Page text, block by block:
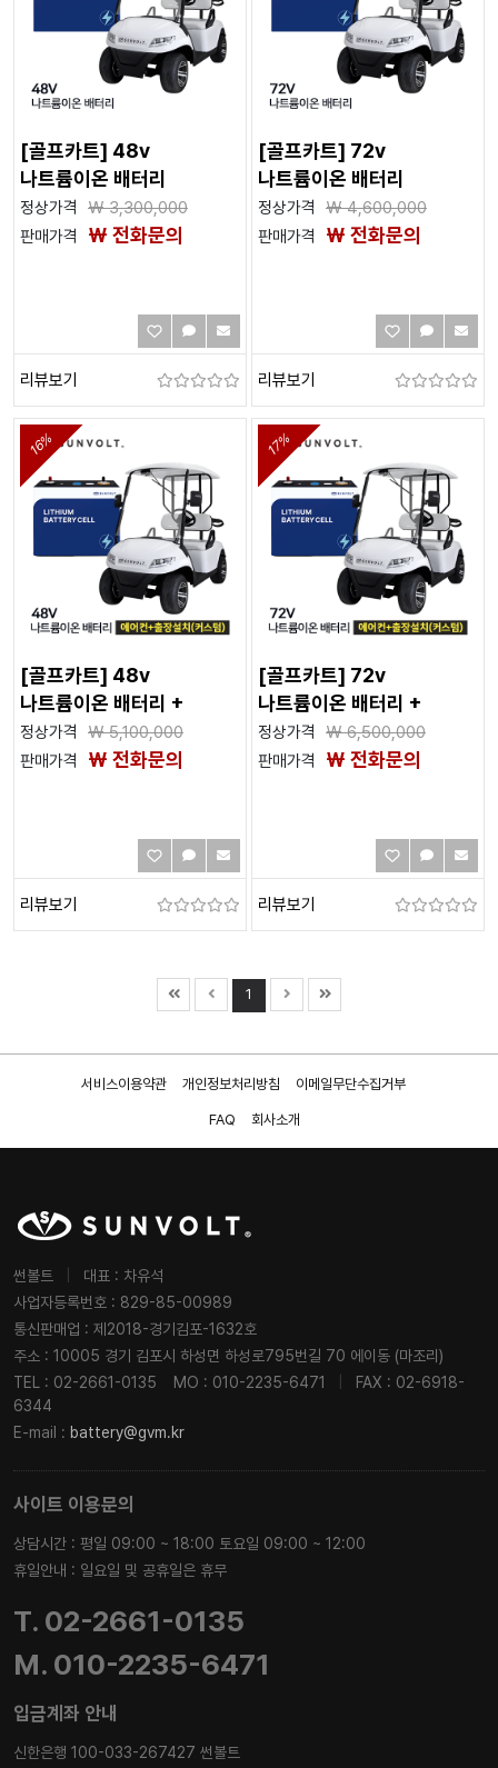
[골프카트] 48v
나트륨이온 배터리
정상가격 ₩3,300,000
판매가격
₩ 전화문의
리뷰보기
[골프카트] 72v
나트륨이온 배터리
정상가격 ₩4,600,000
판매가격
₩ 전화문의
리뷰보기
16%
[골프카트] 48v
나트륨이온 배터리 +
에어컨
정상가격 ₩5,100,000
판매가격
₩ 전화문의
리뷰보기
17%
[골프카트] 72v
나트륨이온 배터리 +
에어컨
정상가격 ₩6,500,000
판매가격
₩ 전화문의
리뷰보기
1
서비스이용약관 개인정보처리방침 이메일무단수집거부
FAQ 회사소개
썬볼트
대표 : 차유석
사업자등록번호 : 829-85-00989
통신판매업 : 제2018-경기김포-1632호
주소 : 10005 경기 김포시 하성면 하성로795번길 70 에이동 (마조리)
TEL : 02-2661-0135
MO : 010-2235-6471
FAX : 02-6918-
6344
E-mail : battery@gvm.kr
사이트 이용문의
상담시간 : 평일 09:00 ~ 18:00 토요일 09:00 ~ 12:00
휴일안내 : 일요일 및 공휴일은 휴무
T. 02-2661-0135
M. 010-2235-6471
입금계좌 안내
신한은행 100-033-267427 썬볼트